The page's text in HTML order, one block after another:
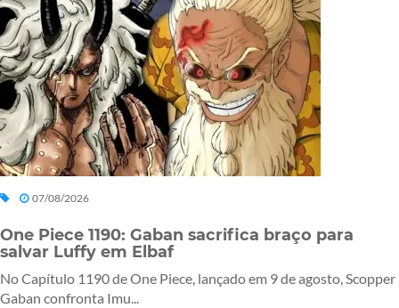
07/08/2026
One Piece 1190: Gaban sacrifica braço para
salvar Luffy em Elbaf
No Capítulo 1190 de One Piece, lançado em 9 de agosto, Scopper
Gaban confronta Imu...